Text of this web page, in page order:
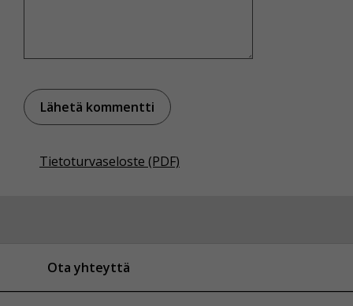
Tietoturvaseloste (PDF)
Ota yhteyttä